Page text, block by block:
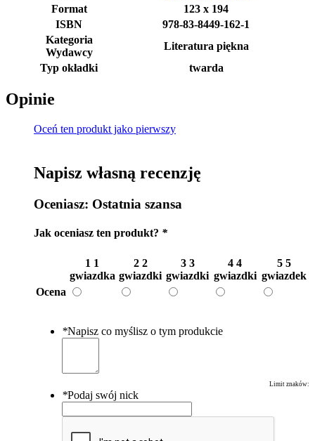
Format
123 x 194
ISBN
978-83-8449-162-1
Kategoria
Wydawcy
Literatura piękna
Typ okładki
twarda
Opinie
Oceń ten produkt jako pierwszy
Napisz własną recenzję
Oceniasz: Ostatnia szansa
Jak oceniasz ten produkt? *
1 1
gwiazdka
2 2
gwiazdki
3 3
gwiazdki
4 4
gwiazdki
5 5
gwiazdek
Ocena
*Napisz co myślisz o tym produkcie
Limit znaków:
*Podaj swój nick